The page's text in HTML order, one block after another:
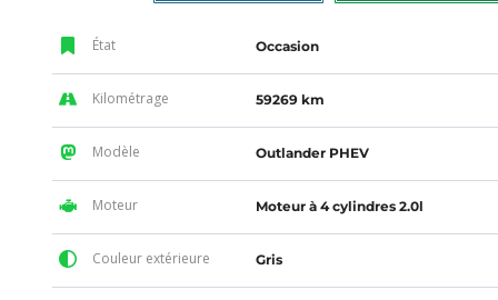
État Occasion
Kilométrage 59269 km
Modèle Outlander PHEV
Moteur Moteur à 4 cylindres 2.0l
Couleur extérieure Gris